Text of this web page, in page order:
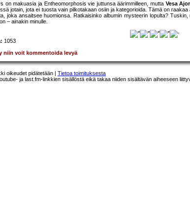
on makuasia ja Entheomorphosis vie juttunsa äärimmilleen, mutta Vesa
jotain, jota ei tuosta vain pilkotakaan osiin ja kategorioida. Tämä on
joka ansaitsee huomionsa. Ratkaisinko albumin mysteerin lopulta?
– ainakin minulle.
1053
niin voit kommentoida levyä
oikeudet pidätetään | Tietoa toimituksesta
ja last.fm-linkkien sisällöstä eikä takaa niiden sisältävän aiheeseen